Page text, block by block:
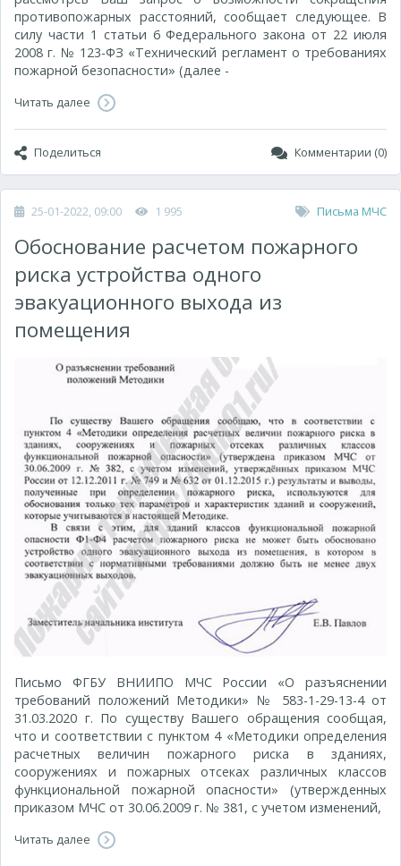
противопожарных расстояний, сообщает следующее. В
силу части 1 статьи 6 Федерального закона от 22 июля
2008 г. № 123-ФЗ «Технический регламент о требованиях
пожарной безопасности» (далее -
Читать далее
Поделиться Комментарии (0)
25-01-2022, 09:00 1 995 Письма МЧС
Обоснование расчетом пожарного
риска устройства одного
эвакуационного выхода из
помещения
Письмо ФГБУ ВНИИПО МЧС России «О разъяснении
требований положений Методики» № 583-1-29-13-4 от
31.03.2020 г. По существу Вашего обращения сообщая,
что и соответствии с пунктом 4 «Методики определения
расчетных величин пожарного риска в зданиях,
сооружениях и пожарных отсеках различных классов
функциональной пожарной опасности» (утвержденных
приказом МЧС от 30.06.2009 г. № 381, с учетом изменений,
Читать далее